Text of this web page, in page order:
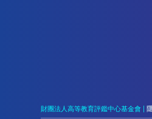
財團法人高等教育評鑑中心基金會 |